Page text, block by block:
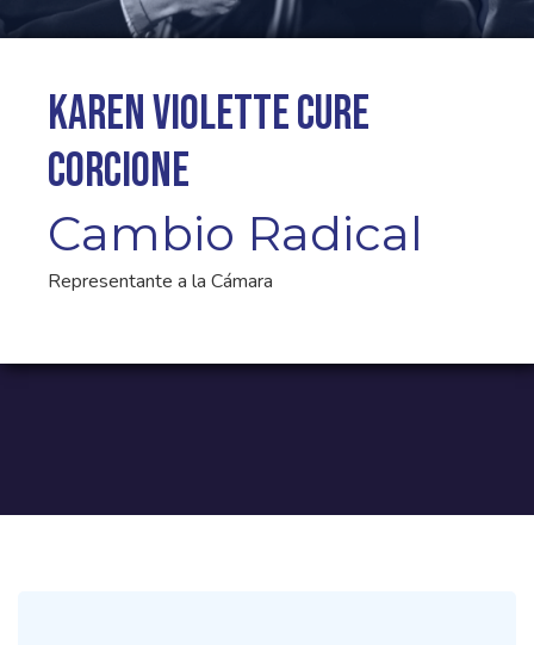
Karen Violette Cure
Corcione
Cambio Radical
Representante a la Cámara